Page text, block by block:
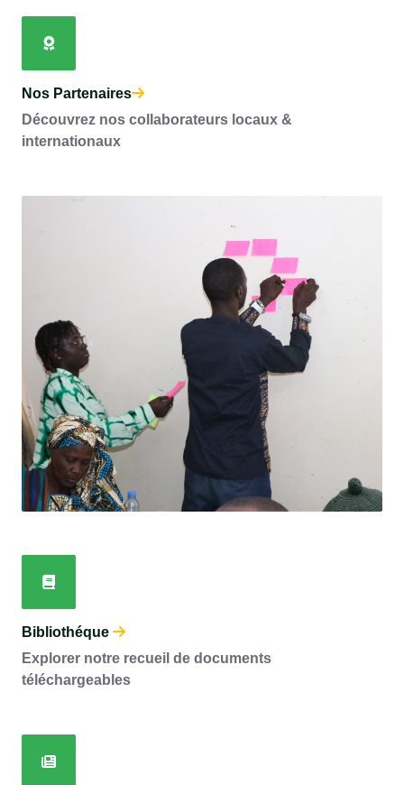
Nos Partenaires
Découvrez nos collaborateurs locaux &
internationaux
Bibliothéque
Explorer notre recueil de documents
téléchargeables